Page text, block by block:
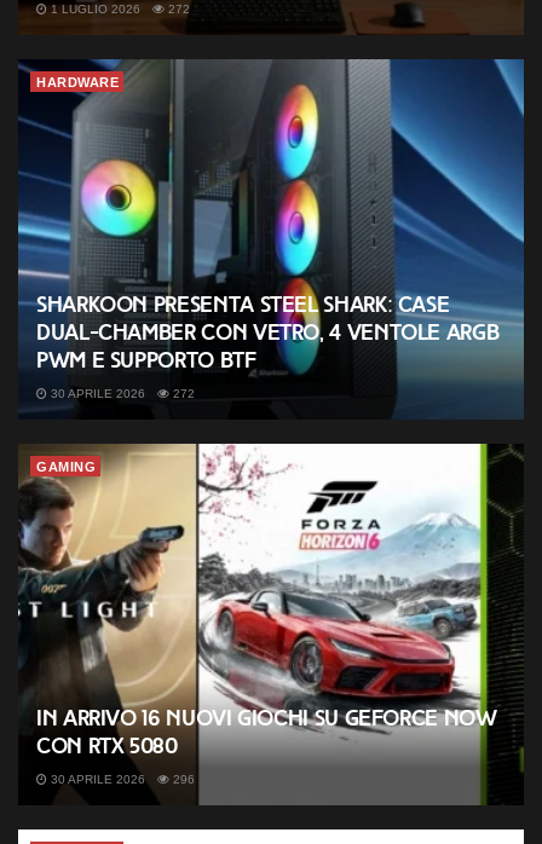
1 LUGLIO 2026 272
HARDWARE
Sharkoon presenta Steel Shark: case
dual-chamber con vetro, 4 ventole ARGB
PWM e supporto BTF
30 APRILE 2026 272
GAMING
In arrivo 16 nuovi giochi su GeForce NOW
con RTX 5080
30 APRILE 2026 296